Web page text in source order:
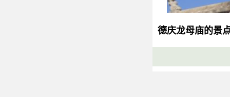
德庆龙母庙的景
景点介绍：德